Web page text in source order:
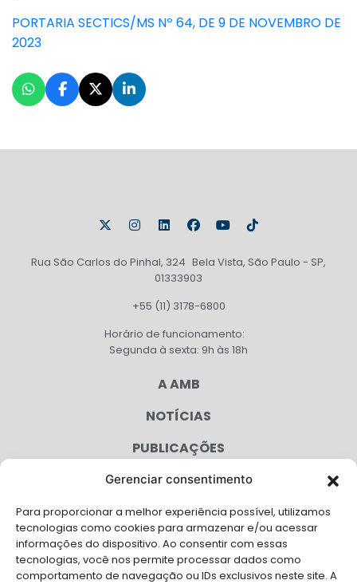
Gerenciar consentimento
Para proporcionar a melhor experiência possível, utilizamos
tecnologias como cookies para armazenar e/ou acessar
informações do dispositivo. Ao consentir com essas
tecnologias, você nos permite processar dados como
comportamento de navegação ou IDs exclusivos neste site. A
PORTARIA SECTICS/MS Nº 64, DE 9 DE NOVEMBRO DE
2023
Rua São Carlos do Pinhal, 324 Bela Vista, São Paulo - SP,
01333903
+55 (11) 3178-6800
Horário de funcionamento:
Segunda à sexta: 9h às 18h
A AMB
NOTÍCIAS
PUBLICAÇÕES
CONGRESSO
AGENDA
CAMPANHAS
SERVIÇOS